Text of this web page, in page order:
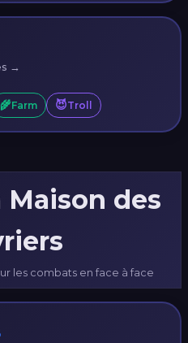
→
🌾Farm 😈Troll
Maison des
les combats en face à face